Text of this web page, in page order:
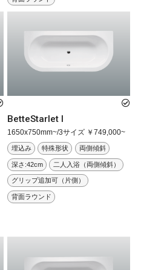
BetteStarlet I
1650x750mm~/3サイズ ￥749,000~
埋込み 特殊形状 両側傾斜
深さ:42cm 二人入浴（両側傾斜）
グリップ追加可（片側）
背面ラウンド